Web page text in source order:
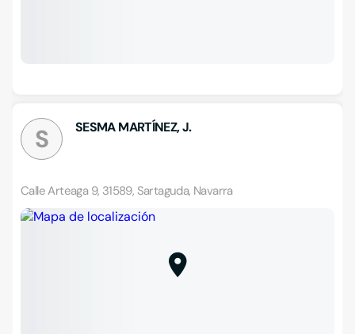
S SESMA MARTÍNEZ, J.
Calle Arteaga 9, 31589, Sartaguda, Navarra